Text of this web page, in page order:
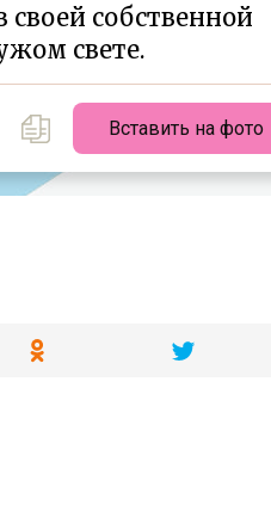
своей собственной
свете.
Вставить на фото